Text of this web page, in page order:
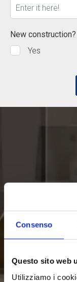
Consenso
Questo sito web
Utilizziamo i
New construction?
Yes